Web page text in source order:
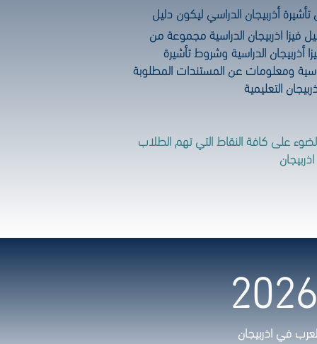
تأشيرة أذربيجان الدراسي ليكون دليل
فيزا اذربيجان الدراسية مجموعة من
أذربيجان الدراسية وشروط تأشيرة
ومعلومات عن المستندات المطلوبة
التعليمية
على كافة النقاط التي تهم الطلاب
في اذربيجان